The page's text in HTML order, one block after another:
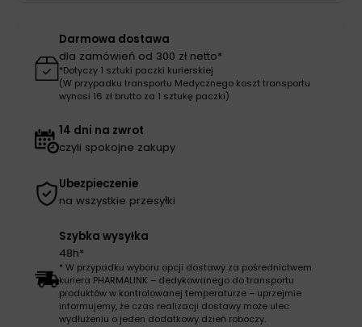
Darmowa dostawa
dla zamówień od 300 zł netto*
*Dotyczy 1 sztuki paczki kurierskiej
(W przypadku transportu Medycznego koszt transportu
wynosi 16 zł brutto za 1 sztukę paczki)
14 dni na zwrot
czyli spokojne zakupy
Ubezpieczenie
na wszystkie przesyłki
Szybka wysyłka
48h*
* W przypadku wyboru opcji dostawy za pośrednictwem
kuriera PHARMALINK – dedykowanego do transportu
produktów w kontrolowanej temperaturze – uprzejmie
informujemy, że czas realizacji dostawy może ulec
wydłużeniu o jeden dodatkowy dzień roboczy.